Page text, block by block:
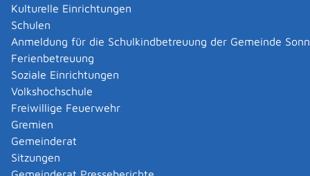
Kulturelle Einrichtungen
Schulen
Anmeldung für die Schulkindbetreuung der Gemeinde
Ferienbetreuung
Soziale Einrichtungen
Volkshochschule
Freiwillige Feuerwehr
Gremien
Gemeinderat
Sitzungen
Kontakt
Telefon (0 77
20) 309-0
Fax
(0 77 20) 309-10 99
E-Mail
De-Mail
Villingen-
schwenningen.hfp@polizei.bwl.de-mail.de
Internet
Internet
https://hfpol.polizei-bw.de/
Leistungen
Hochschulzugang für beruflich Qualifizierte